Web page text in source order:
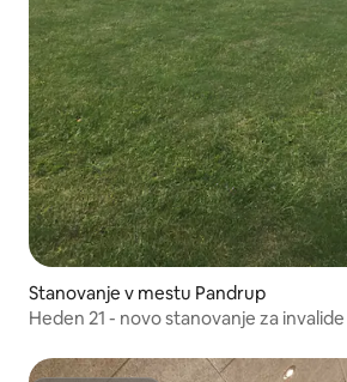
Stanovanje v mestu Pandrup
Heden 21 - novo stanovanje za invalide